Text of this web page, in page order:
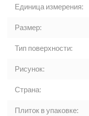
Единица измерения:
Размер:
Тип поверхности:
Рисунок:
Страна:
Плиток в упаковке: